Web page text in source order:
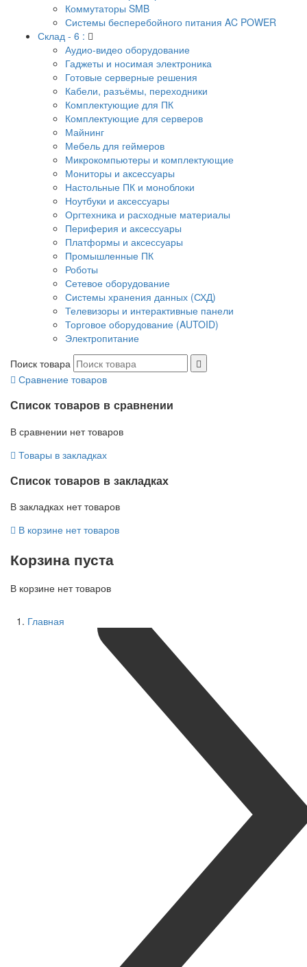
Коммутаторы SMB
Системы бесперебойного питания AC POWER
Склад - 6 :
Аудио-видео оборудование
Гаджеты и носимая электроника
Готовые серверные решения
Кабели, разъёмы, переходники
Комплектующие для ПК
Комплектующие для серверов
Майнинг
Мебель для геймеров
Микрокомпьютеры и комплектующие
Мониторы и аксессуары
Настольные ПК и моноблоки
Ноутбуки и аксессуары
Оргтехника и расходные материалы
Периферия и аксессуары
Платформы и аксессуары
Промышленные ПК
Роботы
Сетевое оборудование
Системы хранения данных (СХД)
Телевизоры и интерактивные панели
Торговое оборудование (AUTOID)
Электропитание
Поиск товара
Сравнение товаров
Список товаров в сравнении
В сравнении нет товаров
Товары в закладках
Список товаров в закладках
В закладках нет товаров
В корзине нет товаров
Корзина пуста
В корзине нет товаров
Главная